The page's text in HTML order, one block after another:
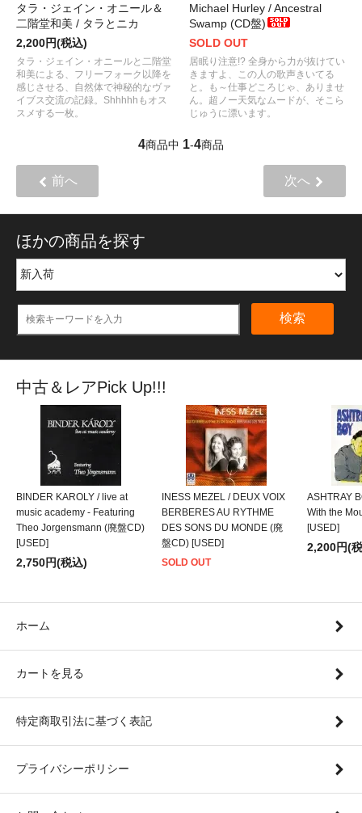
タラ・ジェイン・オニール＆
二階堂和美 / タラとニカ
2,200円(税込)
タラ・ジェイン・オニールと二階堂
和美による、フリーフォーク以降を
感じさせる、自然体で神秘的なヴァ
イブス交流の記録。Shhhhhもオス
スメする一枚。
Michael Hurley / Ancestral
Swamp (CD盤)
SOLD OUT
居眠り注意!? 全身から力が抜けてい
きますよ、この人の歌声きいてる
と。も～仕事どころじゃ、ありませ
ん。超ノー天気なムードが、そこら
じゅうに漂います。
4商品中 1-4商品
前へ 次へ
ほかの商品を探す
検索
中古＆レアPick Up!!!
BINDER KAROLY / live at
music academy - Featuring
Theo Jorgensmann (廃盤CD)
[USED]
2,750円(税込)
INESS MEZEL / DEUX VOIX
BERBERES AU RYTHME
DES SONS DU MONDE (廃
盤CD) [USED]
SOLD OUT
ASHTRAY
With the
[USED]
2,200円(
ホーム
カートを見る
特定商取引法に基づく表記
プライバシーポリシー